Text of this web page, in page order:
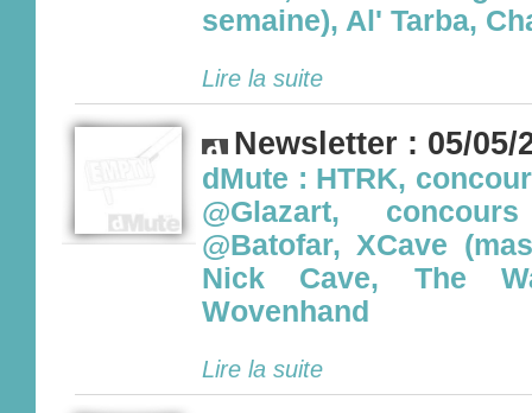
semaine), Al' Tarba,
Lire la suite
Newsletter : 05/05/
dMute : HTRK,
@Glazart,
@Batofar, XCave
Nick Cave, The
Wovenhand
Lire la suite